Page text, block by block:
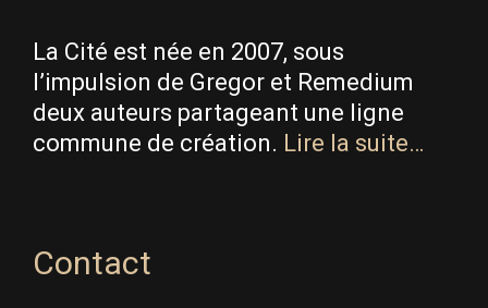
La Cité est née en 2007, sous
l’impulsion de Gregor et Remedium
deux auteurs partageant une ligne
commune de création. Lire la suite…
Contact